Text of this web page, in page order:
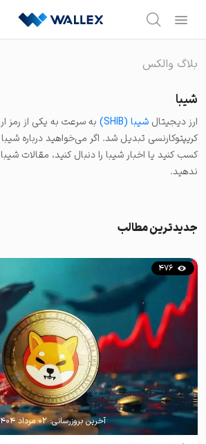
content
بلاگ والکس
شیبا
ارز دیجیتال شیبا (SHIB)
به سرعت به یکی از رمز
کریپتوکارنسی تبدیل شد. اگر می‌خواهید درباره
کسب کنید یا اخبار شیبا را دنبال کنید، مقالات
ندهید.
جدیدترین مطالب
476
آخرین بروزرسانی: ۰۲ مرداد ۱۴۰۴